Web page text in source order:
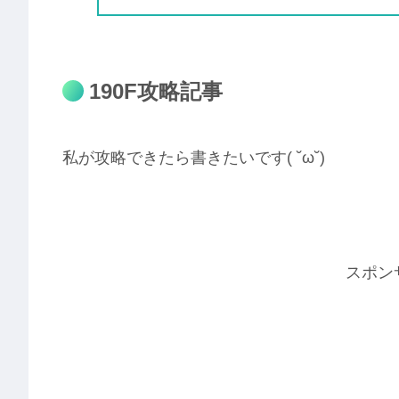
190F攻略記事
私が攻略できたら書きたいです( ˘ω˘)
スポン